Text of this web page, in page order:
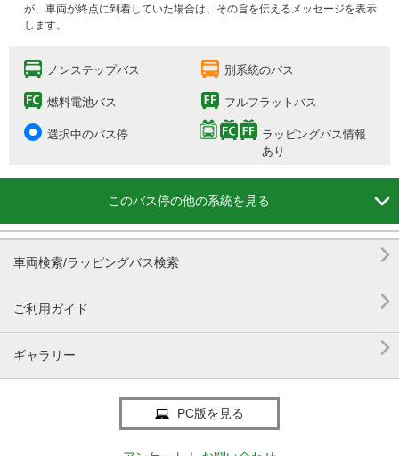
が、車両が終点に到着していた場合は、その旨を伝えるメッセージを表示
します。
ノンステップバス 別系統のバス
燃料電池バス フルフラットバス
選択中のバス停
ラッピングバス情報
あり
このバス停の他の系統を見る 
車両検索/ラッピングバス検索 
ご利用ガイド 
ギャラリー 
PC版を見る